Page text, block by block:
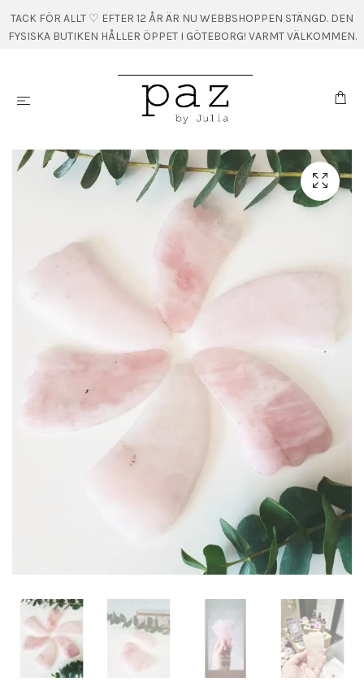
TACK FÖR ALLT ♡ EFTER 12 ÅR ÄR NU WEBBSHOPPEN STÄNGD. DEN
FYSISKA BUTIKEN HÅLLER ÖPPET I GÖTEBORG! VARMT VÄLKOMMEN.